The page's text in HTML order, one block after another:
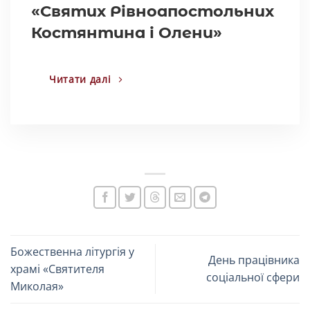
«Святих Рівноапостольних
Костянтина і Олени»
Читати далі
Божественна літургія у
храмі «Святителя
Миколая»
День працівника
соціальної сфери